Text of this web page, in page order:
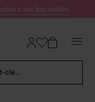
sur les soldes
clé...